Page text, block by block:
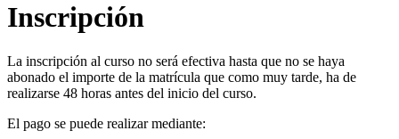
Inscripción
La inscripción al curso no será efectiva hasta que no se haya
abonado el importe de la matrícula que como muy tarde, ha de
realizarse 48 horas antes del inicio del curso.
El pago se puede realizar mediante: